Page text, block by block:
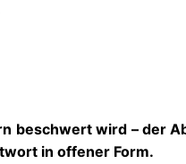
beschwert wird – der
in offener Form.